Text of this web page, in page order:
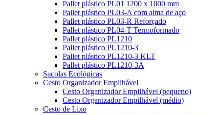
Pallet plástico PL01 1200 x 1000 mm
Pallet plástico PL03-A com alma de aço
Pallet plástico PL03-R Reforçado
Pallet plástico PL04-T Termoformado
Pallet plástico PL1210
Pallet plástico PL1210-3
Pallet plástico PL1210-3 KLT
Pallet plástico PL1210-3A
Sacolas Ecológicas
Cesto Organizador Empilhável
Cesto Organizador Empilhável (pequeno)
Cesto Organizador Empilhável (médio)
Cesto de Lixo